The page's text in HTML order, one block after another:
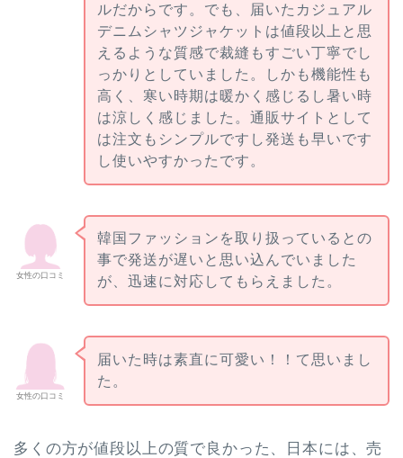
ルだからです。でも、届いたカジュアル
デニムシャツジャケットは値段以上と思
えるような質感で裁縫もすごい丁寧でし
っかりとしていました。しかも機能性も
高く、寒い時期は暖かく感じるし暑い時
は涼しく感じました。通販サイトとして
は注文もシンプルですし発送も早いです
し使いやすかったです。
女性の口コミ
韓国ファッションを取り扱っているとの
事で発送が遅いと思い込んでいました
が、迅速に対応してもらえました。
女性の口コミ
届いた時は素直に可愛い！！て思いまし
た。
多くの方が値段以上の質で良かった、日本には、売